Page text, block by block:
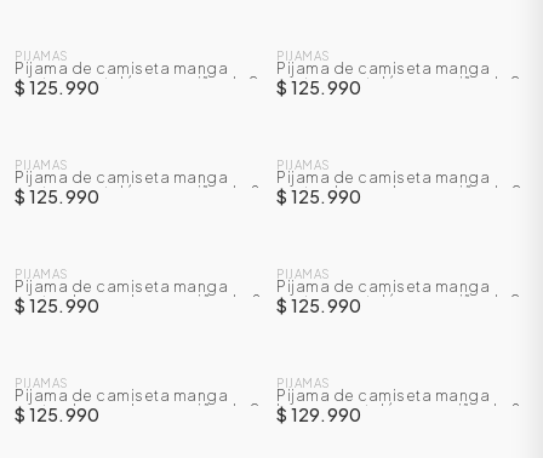
PIJAMAS
Pijama de camiseta manga
corta + pantalón para niño de 2
a 7 años
$ 125.990
PIJAMAS
Pijama de camiseta manga
corta + pantalón para niño de 2
a 7 años
$ 125.990
PIJAMAS
Pijama de camiseta manga
corta + pantalón para niño de 8
a 14 años
$ 125.990
PIJAMAS
Pijama de camiseta manga
corta + bermuda para niño de 2
a 7 años
$ 125.990
PIJAMAS
Pijama de camiseta manga
corta + bermuda para niño de 8
a 14 años
$ 125.990
PIJAMAS
Pijama de camiseta manga
corta + pantalón para niño de 2
a 7 años
$ 125.990
PIJAMAS
Pijama de camiseta manga
corta + bermuda para niño de 2
a 7 años
$ 125.990
PIJAMAS
Pijama de camiseta manga
larga + pantalón para niño de 8
a 14 años
$ 129.990